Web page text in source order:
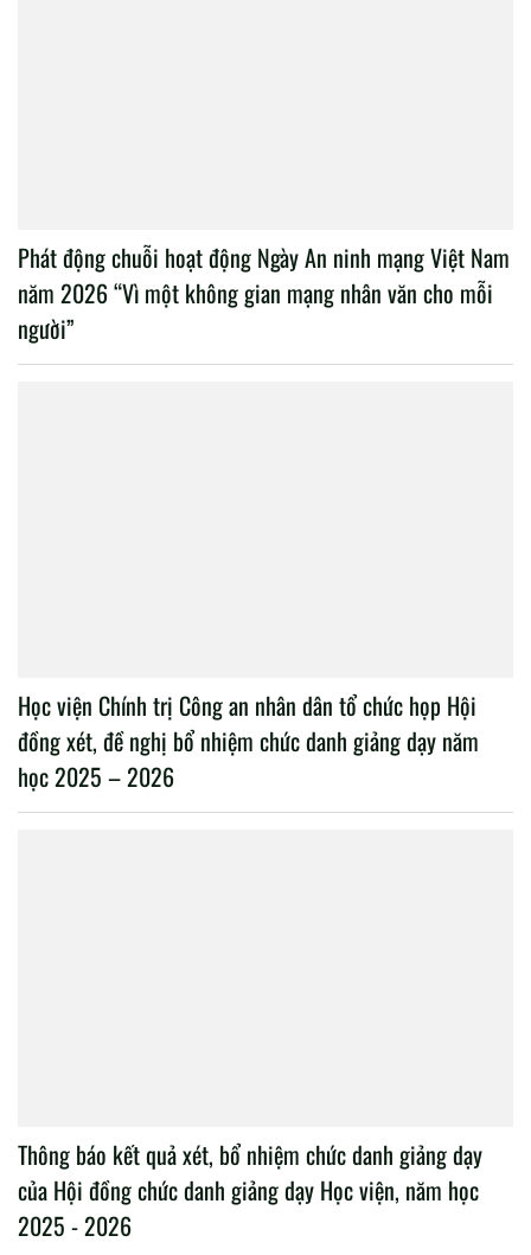
Phát động chuỗi hoạt động Ngày An ninh mạng Việt Nam
năm 2026 “Vì một không gian mạng nhân văn cho mỗi
người”
Học viện Chính trị Công an nhân dân tổ chức họp Hội
đồng xét, đề nghị bổ nhiệm chức danh giảng dạy năm
học 2025 – 2026
Thông báo kết quả xét, bổ nhiệm chức danh giảng dạy
của Hội đồng chức danh giảng dạy Học viện, năm học
2025 - 2026